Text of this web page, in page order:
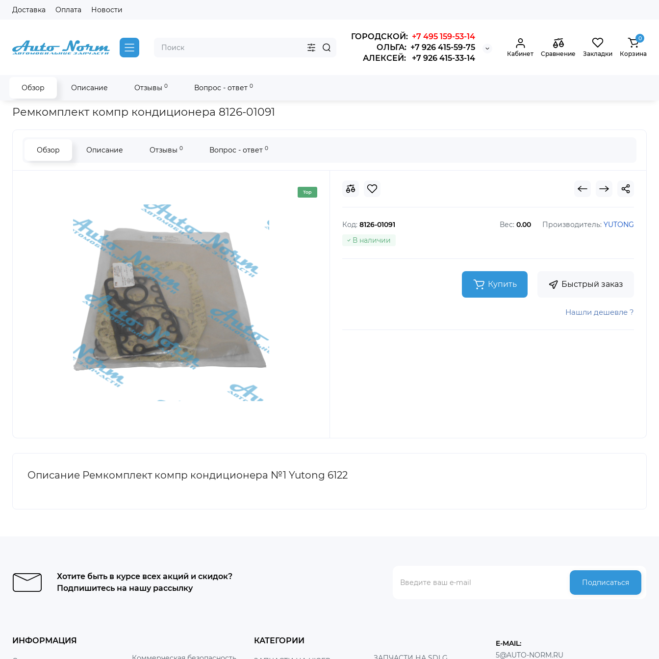
Доставка Оплата Новости
ГОРОДСКОЙ: +7 495 159-53-14
ОЛЬГА: +7 926 415-59-75
АЛЕКСЕЙ: +7 926 415-33-14
Кабинет Сравнение Закладки
0
Корзина
Обзор Описание Отзывы 0 Вопрос - ответ 0
Главная Запчасти Yutong Ремкомплект компр кондиционера №1 Yutong 6122
Ремкомплект компр кондиционера 8126-01091
Обзор Описание Отзывы 0 Вопрос - ответ 0
Top
Код: 8126-01091 Производитель: YUTONG
В наличии
Вес: 0.00
Купить Быстрый заказ
Нашли дешевле ?
Описание Ремкомплект компр кондиционера №1 Yutong 6122
Хотите быть в курсе всех акций и скидок?
Подпишитесь на нашу рассылку
Подписаться
ИНФОРМАЦИЯ КАТЕГОРИИ
E-MAIL:
5@AUTO-NORM.RU